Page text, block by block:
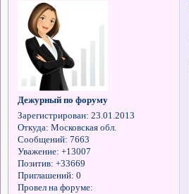
Дежурный по форуму
Зарегистрирован: 23.01.2013
Откуда: Московская обл.
Сообщений: 7663
Уважение: +13007
Позитив: +33669
Приглашений: 0
Провел на форуме: